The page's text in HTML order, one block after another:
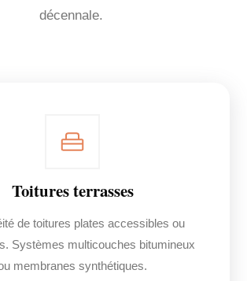
décennale.
Toitures terrasses
de toitures plates accessibles ou
Systèmes multicouches bitumineux
membranes synthétiques.